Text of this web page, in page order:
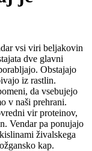
vsi viri beljakovin
dve glavni
Obstajajo
iz rastlin.
da vsebujejo
v naši prehrani.
vir proteinov,
Vendar pa ponujajo
živalskega
kap.